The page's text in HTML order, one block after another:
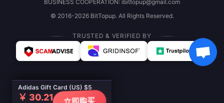
Adidas Gift Card (US) $5
￥ 30.21
BUSINESS COOPERATION: ibittopup@gmail.com
© 2016-2026 BitTopup. All Rights Reserved.
TRUSTED & VERIFIED BY